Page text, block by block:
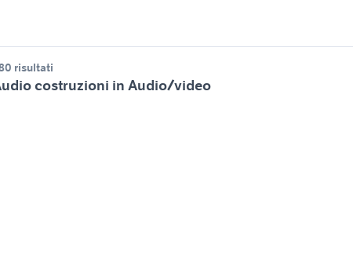
risultati
costruzioni in Audio/video